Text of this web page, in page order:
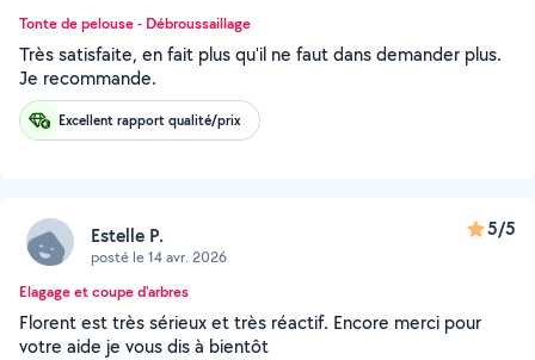
Tonte de pelouse - Débroussaillage
Très satisfaite, en fait plus qu'il ne faut dans demander plus.
Je recommande.
Excellent rapport qualité/prix
Estelle P.
posté le 14 avr. 2026
5/5
Elagage et coupe d'arbres
Florent est très sérieux et très réactif. Encore merci pour
votre aide je vous dis à bientôt